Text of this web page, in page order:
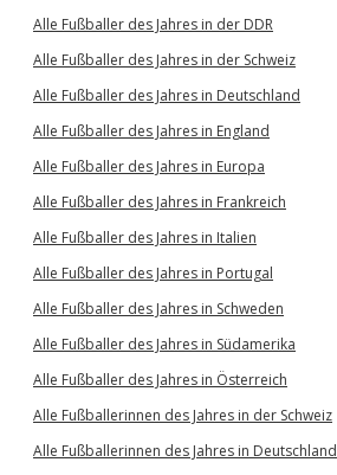
Alle Fußballer des Jahres in der DDR
Alle Fußballer des Jahres in der Schweiz
Alle Fußballer des Jahres in Deutschland
Alle Fußballer des Jahres in England
Alle Fußballer des Jahres in Europa
Alle Fußballer des Jahres in Frankreich
Alle Fußballer des Jahres in Italien
Alle Fußballer des Jahres in Portugal
Alle Fußballer des Jahres in Schweden
Alle Fußballer des Jahres in Südamerika
Alle Fußballer des Jahres in Österreich
Alle Fußballerinnen des Jahres in der Schweiz
Alle Fußballerinnen des Jahres in Deutschland